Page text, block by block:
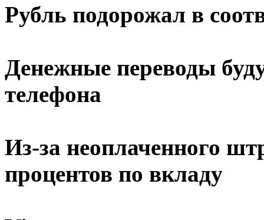
Рубль подорожал в
Денежные переводы
телефона
Из-за неоплаченного
процентов по вкладу